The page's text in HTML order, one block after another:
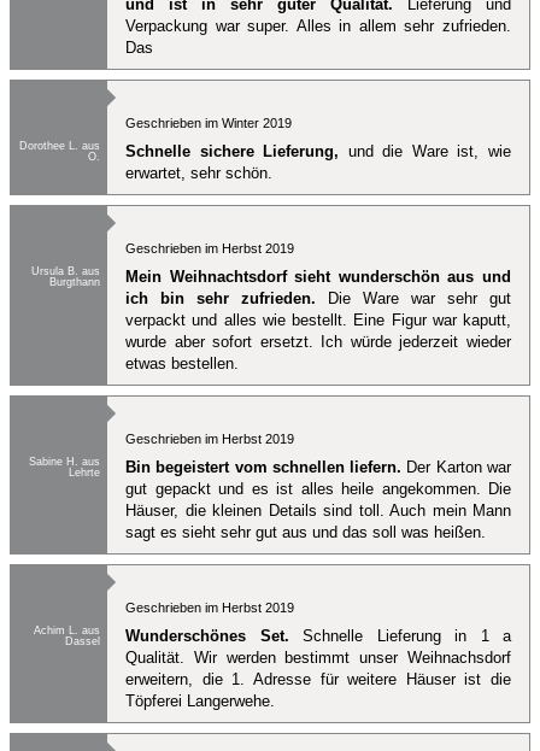
und ist in sehr guter Qualität. Lieferung und
Verpackung war super. Alles in allem sehr zufrieden.
Das
Dorothee L. aus
O.
Geschrieben im Winter 2019
Schnelle sichere Lieferung, und die Ware ist, wie
erwartet, sehr schön.
Ursula B. aus
Burgthann
Geschrieben im Herbst 2019
Mein Weihnachtsdorf sieht wunderschön aus und
ich bin sehr zufrieden. Die Ware war sehr gut
verpackt und alles wie bestellt. Eine Figur war kaputt,
wurde aber sofort ersetzt. Ich würde jederzeit wieder
etwas bestellen.
Sabine H. aus
Lehrte
Geschrieben im Herbst 2019
Bin begeistert vom schnellen liefern. Der Karton war
gut gepackt und es ist alles heile angekommen. Die
Häuser, die kleinen Details sind toll. Auch mein Mann
sagt es sieht sehr gut aus und das soll was heißen.
Achim L. aus
Dassel
Geschrieben im Herbst 2019
Wunderschönes Set. Schnelle Lieferung in 1 a
Qualität. Wir werden bestimmt unser Weihnachsdorf
erweitern, die 1. Adresse für weitere Häuser ist die
Töpferei Langerwehe.